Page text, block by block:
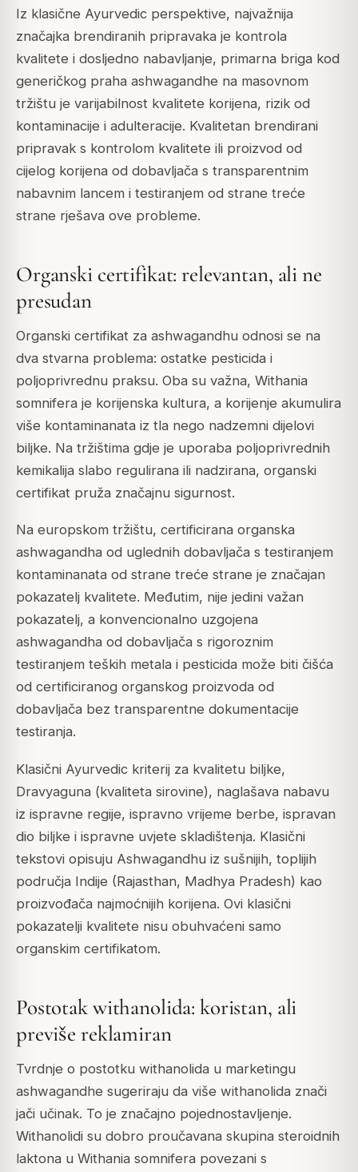
Iz klasične Ayurvedic perspektive, najvažnija
značajka brendiranih pripravaka je kontrola
kvalitete i dosljedno nabavljanje, primarna briga kod
generičkog praha ashwagandhe na masovnom
tržištu je varijabilnost kvalitete korijena, rizik od
kontaminacije i adulteracije. Kvalitetan brendirani
pripravak s kontrolom kvalitete ili proizvod od
cijelog korijena od dobavljača s transparentnim
nabavnim lancem i testiranjem od strane treće
strane rješava ove probleme.
Organski certifikat: relevantan, ali ne
presudan
Organski certifikat za ashwagandhu odnosi se na
dva stvarna problema: ostatke pesticida i
poljoprivrednu praksu. Oba su važna, Withania
somnifera je korijenska kultura, a korijenje akumulira
više kontaminanata iz tla nego nadzemni dijelovi
biljke. Na tržištima gdje je uporaba poljoprivrednih
kemikalija slabo regulirana ili nadzirana, organski
certifikat pruža značajnu sigurnost.
Na europskom tržištu, certificirana organska
ashwagandha od uglednih dobavljača s testiranjem
kontaminanata od strane treće strane je značajan
pokazatelj kvalitete. Međutim, nije jedini važan
pokazatelj, a konvencionalno uzgojena
ashwagandha od dobavljača s rigoroznim
testiranjem teških metala i pesticida može biti čišća
od certificiranog organskog proizvoda od
dobavljača bez transparentne dokumentacije
testiranja.
Klasični Ayurvedic kriterij za kvalitetu biljke,
Dravyaguna (kvaliteta sirovine), naglašava nabavu
iz ispravne regije, ispravno vrijeme berbe, ispravan
dio biljke i ispravne uvjete skladištenja. Klasični
tekstovi opisuju Ashwagandhu iz sušnijih, toplijih
područja Indije (Rajasthan, Madhya Pradesh) kao
proizvođača najmoćnijih korijena. Ovi klasični
pokazatelji kvalitete nisu obuhvaćeni samo
organskim certifikatom.
Postotak withanolida: koristan, ali
previše reklamiran
Tvrdnje o postotku withanolida u marketingu
ashwagandhe sugeriraju da više withanolida znači
jači učinak. To je značajno pojednostavljenje.
Withanolidi su dobro proučavana skupina steroidnih
laktona u Withania somnifera povezani s